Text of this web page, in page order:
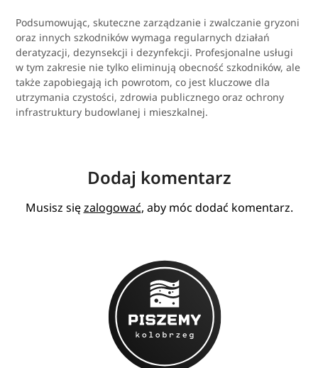
Podsumowując, skuteczne zarządzanie i zwalczanie gryzoni
oraz innych szkodników wymaga regularnych działań
deratyzacji, dezynsekcji i dezynfekcji. Profesjonalne usługi
w tym zakresie nie tylko eliminują obecność szkodników, ale
także zapobiegają ich powrotom, co jest kluczowe dla
utrzymania czystości, zdrowia publicznego oraz ochrony
infrastruktury budowlanej i mieszkalnej.
Dodaj komentarz
Musisz sięzalogować, aby móc dodać komentarz.